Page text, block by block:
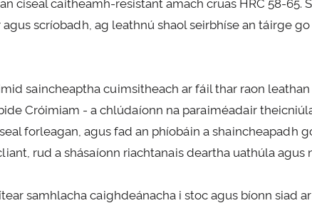
ciseal caitheamh-resistant amach cruas HRC 58-65.
scríobadh, ag leathnú shaol seirbhíse an táirge
saincheaptha cuimsitheach ar fáil thar raon
Cróimiam - a chlúdaíonn na paraiméadair
forleagan, agus fad an phíobáin a shaincheapadh
rud a shásaíonn riachtanais deartha uathúla agus
samhlacha caighdeánacha i stoc agus bíonn siad